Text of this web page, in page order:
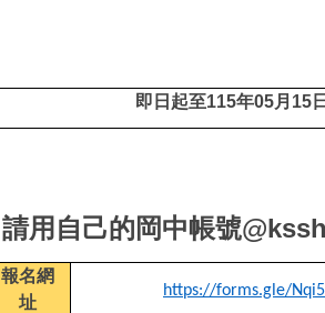
即日起至115年05月15
請用自己的岡中帳號
報名網
址
https://forms.gle/